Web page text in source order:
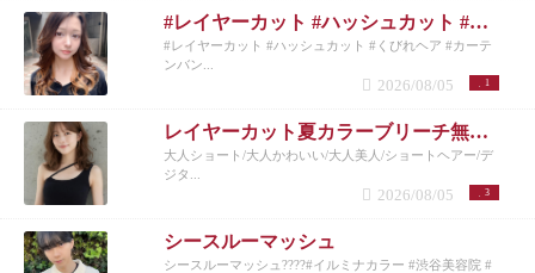
#レイヤーカット #ハッシュカット #くびれヘア #カーテンバング #インナーカラー
#レイヤーカット #ハッシュカット #くびれヘア #カーテ
ンバン...
1
2026/08/05
レイヤーカット夏カラーブリーチ無しカラー
大人ショート/大人かわいい/大人美人/ショートヘアー/デ
ジタ...
3
2026/08/05
シースルーマッシュ
シースルーマッシュ????#イルミナカラー #渋谷美容院 #